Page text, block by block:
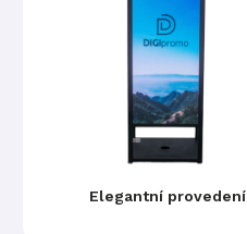
Elegantní provedení